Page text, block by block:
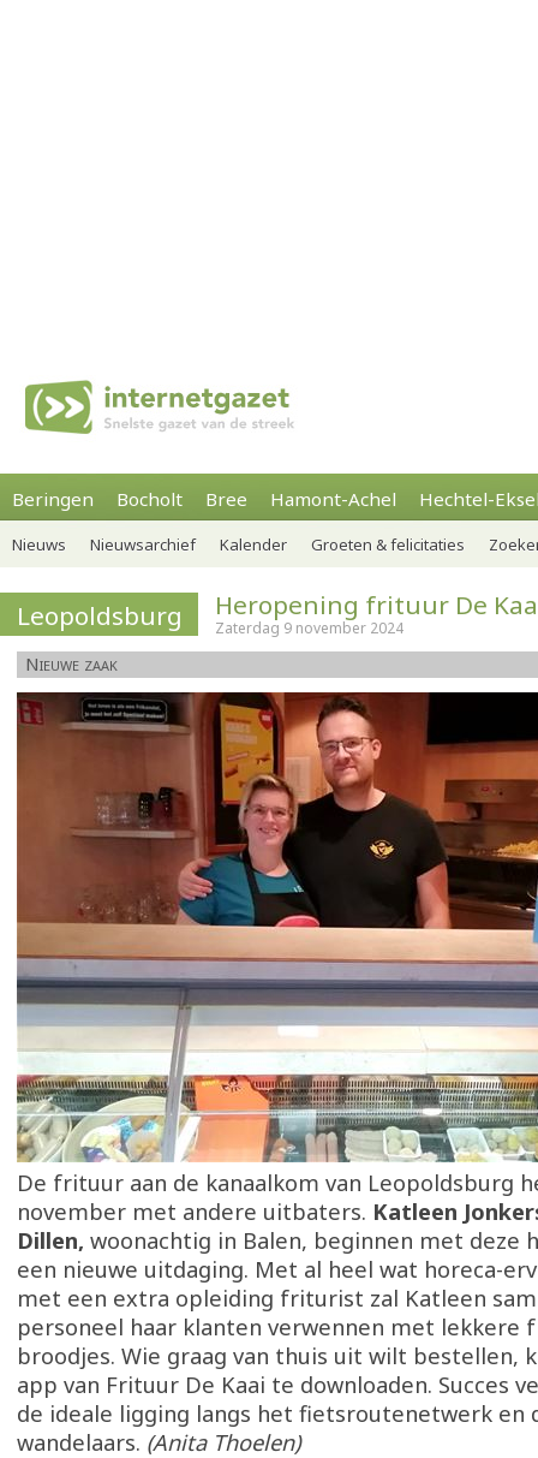
Beringen Bocholt Bree Hamont-Achel Hechtel-
Nieuws Nieuwsarchief Kalender Groeten & felicitaties
Leopoldsburg Heropening frituur De
Zaterdag 9 november 2024
Nieuwe zaak
De frituur aan de kanaalkom van Leopoldsburg
november met andere uitbaters. Katleen
Dillen, woonachtig in Balen, beginnen met deze
een nieuwe uitdaging. Met al heel wat horeca-
met een extra opleiding friturist zal Katleen
personeel haar klanten verwennen met lekkere
broodjes. Wie graag van thuis uit wilt bestellen,
app van Frituur De Kaai te downloaden. Succes
de ideale ligging langs het fietsroutenetwerk en
wandelaars. (Anita Thoelen)